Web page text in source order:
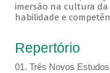
imersão na cultura da
habilidade e
Repertório
01. Três Novos